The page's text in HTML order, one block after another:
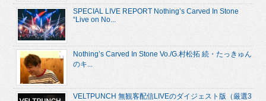
SPECIAL LIVE REPORT Nothing’s Carved In Stone
“Live on No...
Nothing’s Carved In Stone Vo./G.村松拓 続・たっきゅん
のキ...
VELTPUNCH 無観客配信LIVEのダイジェスト版（厳選3